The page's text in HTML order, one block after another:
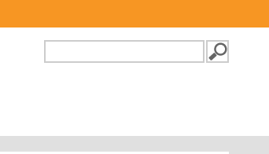
FORMULAIRE DE